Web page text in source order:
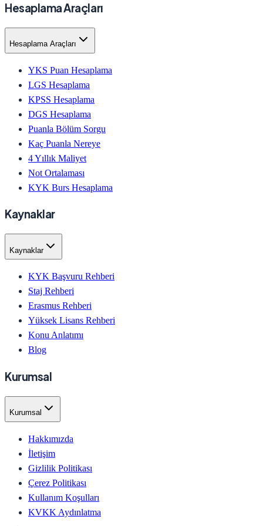
Hesaplama Araçları
Hesaplama Araçları
YKS Puan Hesaplama
LGS Hesaplama
KPSS Hesaplama
DGS Hesaplama
Puanla Bölüm Sorgu
Kaç Puanla Nereye
4 Yıllık Maliyet
Not Ortalaması
KYK Burs Hesaplama
Kaynaklar
Kaynaklar
KYK Başvuru Rehberi
Staj Rehberi
Erasmus Rehberi
Yüksek Lisans Rehberi
Konu Anlatımı
Blog
Kurumsal
Kurumsal
Hakkımızda
İletişim
Gizlilik Politikası
Çerez Politikası
Kullanım Koşulları
KVKK Aydınlatma